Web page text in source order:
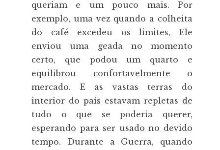
queriam e um pouco mais. Por
exemplo, uma vez quando a colheita
do café excedeu os limites, Ele
enviou uma geada no momento
certo, que podou um quarto e
equilibrou confortavelmente o
mercado. E as vastas terras do
interior do país estavam repletas de
tudo o que se poderia querer,
esperando para ser usado no devido
tempo. Durante a Guerra, quando